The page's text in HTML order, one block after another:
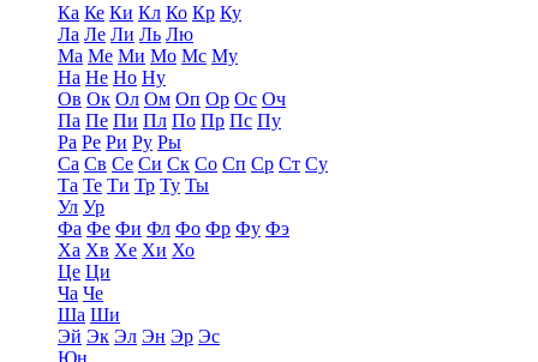
Ка Ке Ки Кл Ко Кр Ку
Ла Ле Ли Ль Лю
Ма Ме Ми Мо Мс Му
На Не Но Ну
Ов Ок Ол Ом Оп Ор Ос Оч
Па Пе Пи Пл По Пр Пс Пу
Ра Ре Ри Ру Ры
Са Св Се Си Ск Со Сп Ср Ст Су
Та Те Ти Тр Ту Ты
Ул Ур
Фа Фе Фи Фл Фо Фр Фу Фэ
Ха Хв Хе Хи Хо
Це Ци
Ча Че
Ша Ши
Эй Эк Эл Эн Эр Эс
Юн